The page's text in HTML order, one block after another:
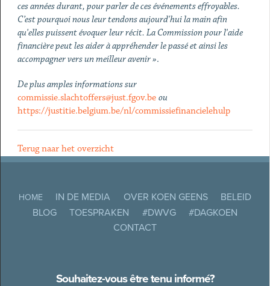
ces années durant, pour parler de ces événements effroyables.
C’est pourquoi nous leur tendons aujourd'hui la main afin
qu'elles puissent évoquer leur récit. La Commission pour l'aide
financière peut les aider à appréhender le passé et ainsi les
accompagner vers un meilleur avenir ».
De plus amples informations sur
commissie.slachtoffers@just.fgov.be ou
https://justitie.belgium.be/nl/commissiefinancielehulp
Terug naar het overzicht
HOME IN DE MEDIA OVER KOEN GEENS
BELEID
BLOG
TOESPRAKEN #DWVG
#DAGKOEN
CONTACT
Souhaitez-vous être tenu informé?